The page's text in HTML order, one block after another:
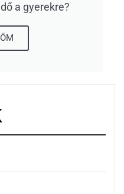
a gyerekre?